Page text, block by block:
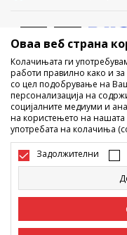
Не е дозволено
интернет страните на
однесува на логоа,
истите да се отстапуваат
се користат за било
Настојуваме да бидеме
фотографијата и
сите информации се
дека мораат да се
производите може да ја
Оваа веб страна
Колачињата ги
работи правилно како и
со цел подобрување на
персонализација на
социјалните медиуми и
на користењето на нашата
употребата на колачиња
Задолжителни